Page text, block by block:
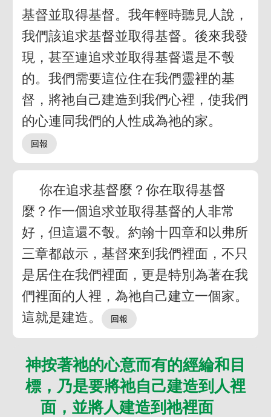
基督並取得基督。我年輕時聽見人說，
我們該追求基督並取得基督。後來我發
現，甚至連追求並取得基督還是不彀
的。我們需要這位住在我們靈裡的基
督，將祂自己建造到我們心裡，使我們
的心連同我們的人性成為祂的家。
你在追求基督麼？你在取得基督
麼？作一個追求並取得基督的人非常
好，但這還不彀。約翰十四章和以弗所
三章都啟示，基督來到我們裡面，不只
是居住在我們裡面，更是特別為著在我
們裡面的人裡，為祂自己建立一個家。
這就是建造。
神按著祂的心意而有的經綸和目
標，乃是要將祂自己建造到人裡
面，並將人建造到祂裡面